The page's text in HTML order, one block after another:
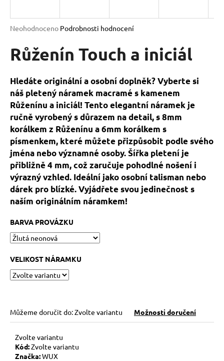
Průměrné
produktu
je
5
hvězdiček.
Neohodnoceno Podrobnosti hodnocení
Růženín Touch a iniciál
Hledáte originální a osobní doplněk? Vyberte si
náš pletený náramek macramé s kamenem
Růženínu a iniciál! Tento elegantní náramek je
ručně vyrobený s důrazem na detail, s 8mm
korálkem z Růženínu a 6mm korálkem s
písmenkem, které můžete přizpůsobit podle svého
jména nebo významné osoby. Šířka pletení je
přibližně 4 mm, což zaručuje pohodlné nošení i
výrazný vzhled. Ideální jako osobní talisman nebo
dárek pro blízké. Vyjádřete svou jedinečnost s
naším originálním náramkem!
BARVA PROVÁZKU
VELIKOST NÁRAMKU
Můžeme doručit do:Zvolte variantu Možnosti doručení
Zvolte variantu
Kód:Zvolte variantu
Značka:WUX
j
t
?
HLEDAT
D
o
p
o
r
č
u
e
m
e
KABBALAH
ONE
89
Kč